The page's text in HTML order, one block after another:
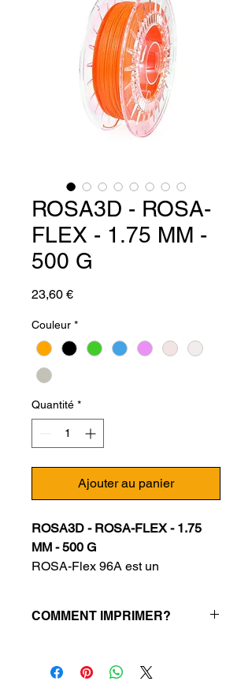
ROSA3D - ROSA-
FLEX - 1.75 MM -
500 G
23,60 €Prix
Couleur *
Quantité *
Ajouter au panier
ROSA3D - ROSA-FLEX - 1.75
MM - 500 G
ROSA-Flex 96A est un
aux utilisateurs
aventure avec l'impression à
COMMENT IMPRIMER?
Température d'impression